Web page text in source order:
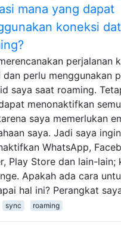
mana yang dapat
koneksi
perjalanan
dan perlu menggunakan
saya saat roaming.
menonaktifkan
saya memerlukan
saya. Jadi saya ingin
WhatsApp,
Play Store dan lain-lain;
Apakah ada cara
hal ini? Perangkat
sync roaming